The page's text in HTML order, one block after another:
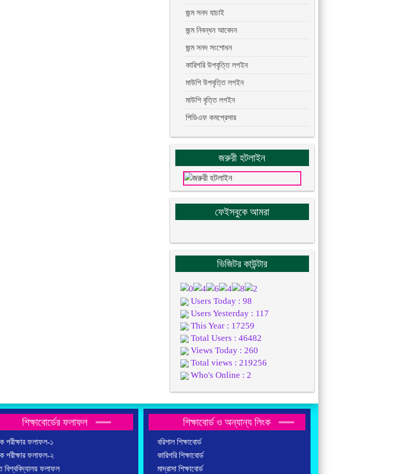
জন্ম সনদ যাচাই
জন্ম নিবন্ধন আবেদন
জন্ম সনদ সংশোধন
কারিগরি উপবৃত্তি লগইন
মাউশি উপবৃত্তি লগইন
মাউশি বৃত্তি লগইন
পিডিএফ কমপ্রেসার
জরুরী হটলাইন
ফেইসবুকে আমরা
ভিজিটর কাউন্টার
Users Today : 98
Users Yesterday : 117
This Year : 17259
Total Users : 46482
Views Today : 260
Total views : 219256
Who's Online : 2
শিক্ষাবোর্ডের ফলাফল
পরীক্ষার ফলাফল-১
পরীক্ষার ফলাফল-২
বিশ্ববিদ্যালয় ফলাফল
শিক্ষাবোর্ড ও অন্যান্য লিংক
বরিশাল শিক্ষাবোর্ড
কারিগরি শিক্ষাবোর্ড
মাদ্রাসা শিক্ষাবোর্ড